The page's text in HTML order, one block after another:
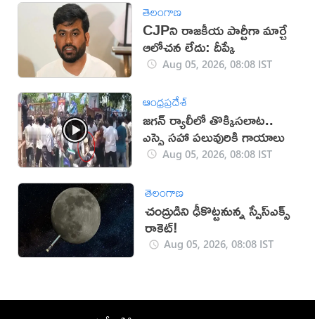
తెలంగాణ
CJPని రాజకీయ పార్టీగా మార్చే
ఆలోచన లేదు: దీప్కే
Aug 05, 2026, 08:08 IST
ఆంధ్రప్రదేశ్
జగన్ ర్యాలీలో తొక్కిసలాట..
ఎస్సై సహా పలువురికి గాయాలు
Aug 05, 2026, 08:08 IST
తెలంగాణ
చంద్రుడిని ఢీకొట్టనున్న స్పేస్‌ఎక్స్
రాకెట్!
Aug 05, 2026, 08:08 IST